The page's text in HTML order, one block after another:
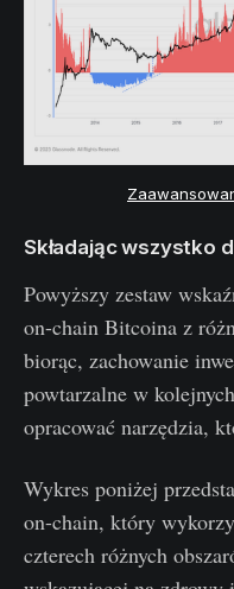
Składając wszystko
Powyższy zestaw
on-chain Bitcoina z
biorąc, zachowanie
powtarzalne w
opracować narzędzia,
Wykres poniżej
on-chain, który
czterech różnych